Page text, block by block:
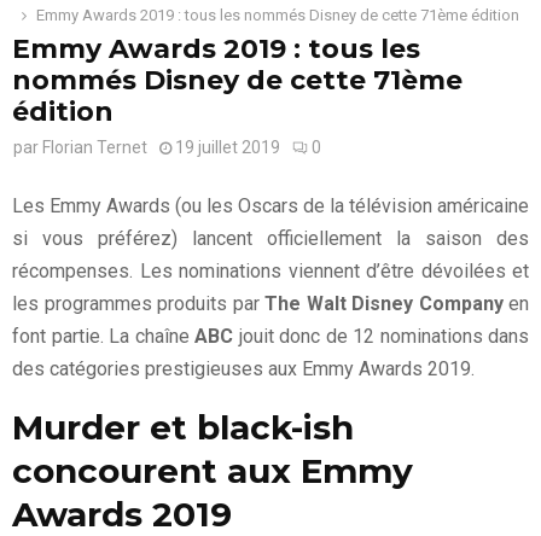
Emmy Awards 2019 : tous les nommés Disney de cette 71ème édition
Emmy Awards 2019 : tous les
nommés Disney de cette 71ème
édition
par Florian Ternet 19 juillet 2019 0
Les Emmy Awards (ou les Oscars de la télévision américaine
si vous préférez) lancent officiellement la saison des
récompenses. Les nominations viennent d’être dévoilées et
les programmes produits par The Walt Disney Companyen
font partie. La chaîne ABC jouit donc de 12 nominations dans
des catégories prestigieuses aux Emmy Awards 2019.
Murder et black-ish
concourent aux Emmy
Awards 2019